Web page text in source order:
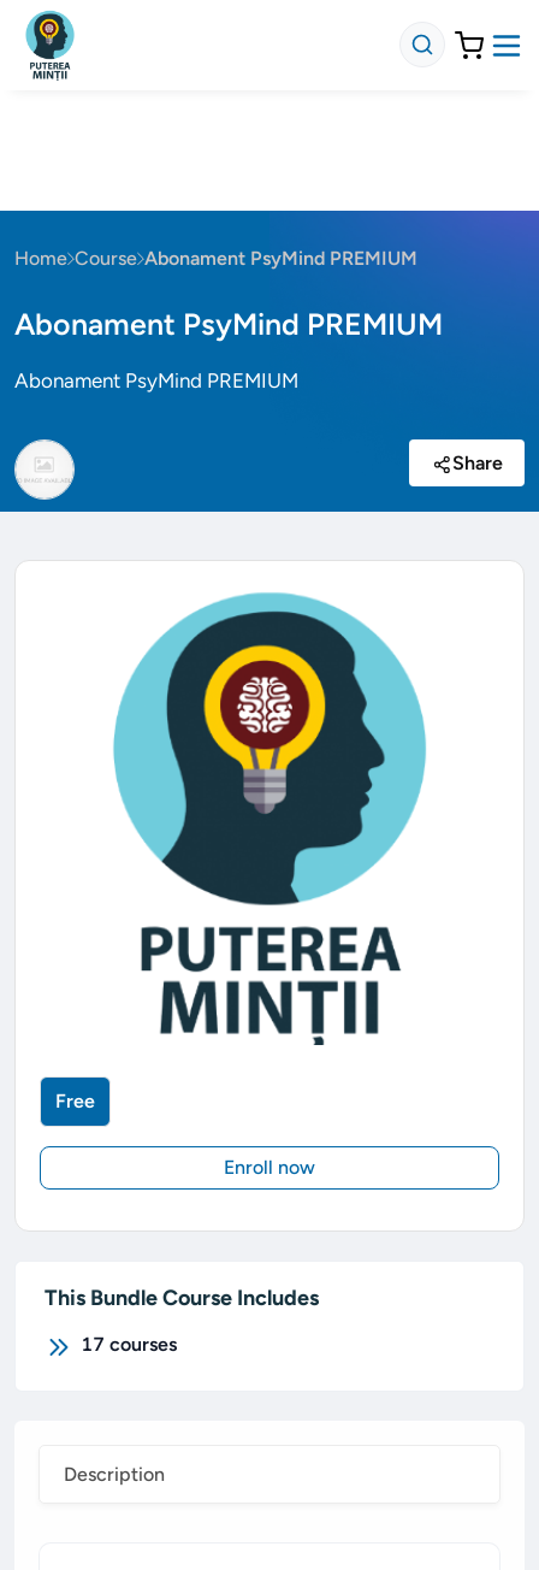
Home Course Abonament PsyMind PREMIUM
Abonament PsyMind PREMIUM
Abonament PsyMind PREMIUM
Share
Description
Free
Enroll now
This Bundle Course Includes
17 courses